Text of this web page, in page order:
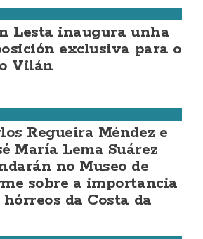
Lesta inaugura unha
exclusiva para o
Vilán
Regueira Méndez e
María Lema Suárez
no Museo de
sobre a importancia
hórreos da Costa da